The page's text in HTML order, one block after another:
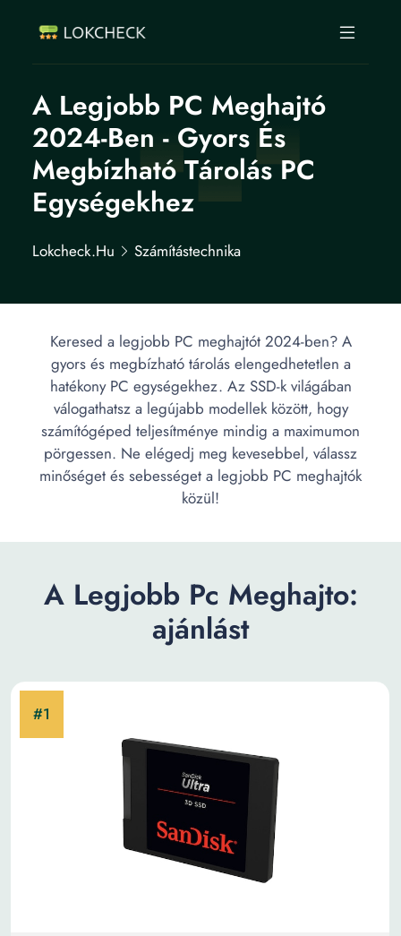
A Legjobb PC Meghajtó
2024-Ben - Gyors És
Megbízható Tárolás PC
Egységekhez
Lokcheck.hu Számítástechnika
Keresed a legjobb PC meghajtót 2024-ben? A
gyors és megbízható tárolás elengedhetetlen a
hatékony PC egységekhez. Az SSD-k világában
válogathatsz a legújabb modellek között, hogy
számítógéped teljesítménye mindig a maximumon
pörgessen. Ne elégedj meg kevesebbel, válassz
minőséget és sebességet a legjobb PC meghajtók
közül!
A Legjobb Pc Meghajto:
ajánlást